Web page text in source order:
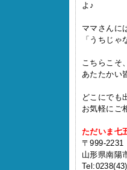
よ♪
ママさんに
「うちじ
こちらこそ、
あたたかい
どこにでも
お気軽にご
ただいま七
〒999-2231
山形県南陽